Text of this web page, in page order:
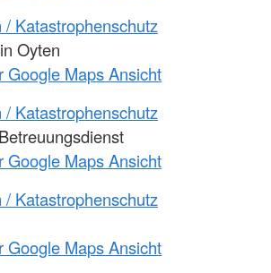
/ Katastrophenschutz
Oyten
Google Maps Ansicht
/ Katastrophenschutz
Google Maps Ansicht
/ Katastrophenschutz
Google Maps Ansicht